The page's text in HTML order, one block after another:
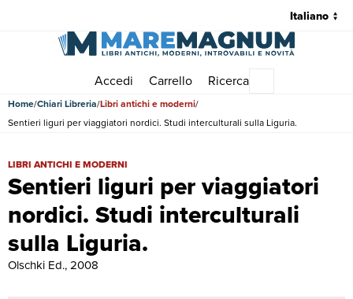
Accedi Carrello Ricerca
Home Chiari Libreria Libri antichi e moderni
Sentieri liguri per viaggiatori nordici. Studi interculturali sulla Liguria.
Sentieri liguri per viaggiatori
nordici. Studi interculturali
sulla Liguria.
Sentieri liguri per viaggiatori nordici. Studi interculturali sulla
LIBRI ANTICHI E MODERNI
Olschki Ed., 2008